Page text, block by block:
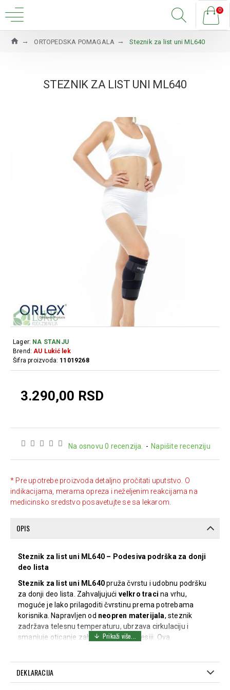
0
ORTOPEDSKA POMAGALA Steznik za list uni ML640
STEZNIK ZA LIST UNI ML640
Na osnovu 0 recenzija. - Napišite recenziju
3.290,00 RSD
Lager: NA STANJU
Brend: AU Lukić lek
Šifra proizvoda: 11019268
* Pre upotrebe proizvoda detaljno pročitati uputstvo. O
indikacijama, merama opreza i neželjenim reakcijama na
medicinsko sredstvo posavetujte se sa lekarom.
OPIS
Steznik za list uni ML640 – Podesiva podrška za donji
deo lista
Steznik za list uni ML640pruža čvrstu i udobnu podršku
za donji deo lista. Zahvaljujući velkro traci na vrhu,
moguće je lako prilagoditi čvrstinu prema potrebama
korisnika. Napravljen od neopren materijala, steznik
zadržava telesnu temperaturu, ubrzava cirkulaciju i
smanjuje oticanje zahvaljujući kompresiji. Ova
koje pate od povreda ili bolova u donjem delu lista.
Indikacije za upotrebu:
DEKLARACIJA